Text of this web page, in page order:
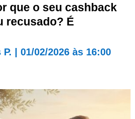
que o seu cashback
recusado? É
01/02/2026 às 16:00